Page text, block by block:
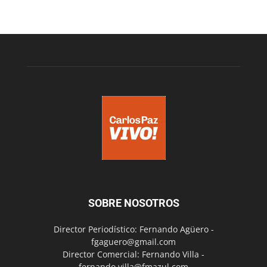
SOBRE NOSOTROS
Director Periodístico: Fernando Agüero -
fgaguero@gmail.com
Director Comercial: Fernando Villa -